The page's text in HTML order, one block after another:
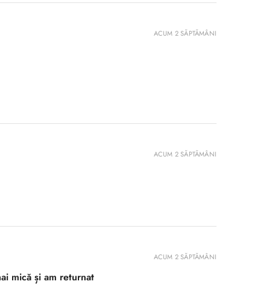
ACUM 2 SĂPTĂMÂNI
ACUM 2 SĂPTĂMÂNI
mică și am returnat
ACUM 2 SĂPTĂMÂNI